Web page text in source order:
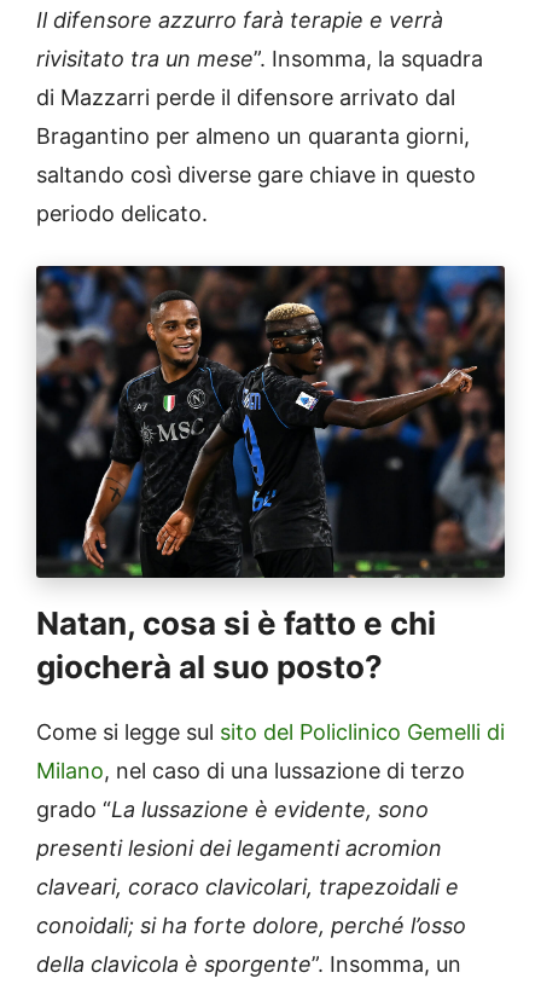
Il difensore azzurro farà terapie e verrà
rivisitato tra un mese”. Insomma, la squadra
di Mazzarri perde il difensore arrivato dal
Bragantino per almeno un quaranta giorni,
saltando così diverse gare chiave in questo
periodo delicato.
Natan, cosa si è fatto e chi
giocherà al suo posto?
Come si legge sul sito del Policlinico Gemelli di
Milano, nel caso di una lussazione di terzo
grado “La lussazione è evidente, sono
presenti lesioni dei legamenti acromion
claveari, coraco clavicolari, trapezoidali e
conoidali; si ha forte dolore, perché l’osso
della clavicola è sporgente”. Insomma, un